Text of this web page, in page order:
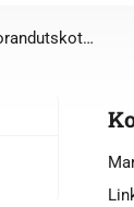
Kontakt doktorandutskottet